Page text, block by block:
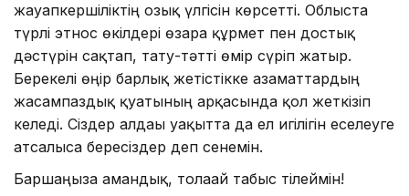
жауапкершіліктің озық үлгісін көрсетті. Облыста
түрлі этнос өкілдері өзара құрмет пен достық
дәстүрін сақтап, тату-тәтті өмір сүріп жатыр.
Берекелі өңір барлық жетістікке азаматтардың
жасампаздық қуатының арқасында қол жеткізіп
келеді. Сіздер алдағы уақытта да ел игілігін еселеуге
атсалыса бересіздер деп сенемін.
Баршаңызға амандық, толағай табыс тілеймін!